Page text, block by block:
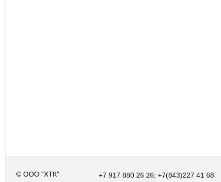
© ООО "ХТК"
+7 917 880 26 26; +7(843)227 41 68